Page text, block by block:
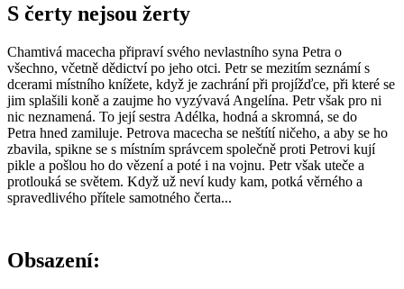
S čerty nejsou žerty
Chamtivá macecha připraví svého nevlastního syna Petra o
všechno, včetně dědictví po jeho otci. Petr se mezitím seznámí s
dcerami místního knížete, když je zachrání při projížďce, při které se
jim splašili koně a zaujme ho vyzývavá Angelína. Petr však pro ni
nic neznamená. To její sestra Adélka, hodná a skromná, se do
Petra hned zamiluje. Petrova macecha se neštítí ničeho, a aby se ho
zbavila, spikne se s místním správcem společně proti Petrovi kují
pikle a pošlou ho do vězení a poté i na vojnu. Petr však uteče a
protlouká se světem. Když už neví kudy kam, potká věrného a
spravedlivého přítele samotného čerta...
Obsazení: